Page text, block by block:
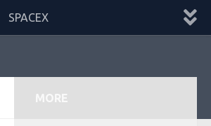
SPACEX
MORE